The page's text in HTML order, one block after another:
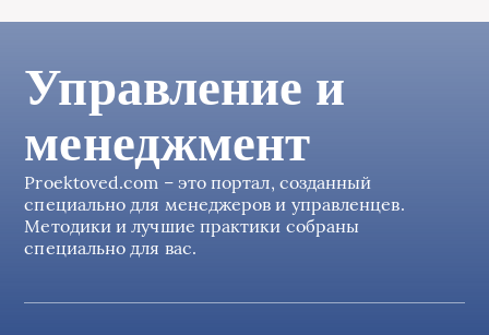
Управление и
менеджмент
Proektoved.com – это портал, созданный
специально для менеджеров и управленцев.
Методики и лучшие практики собраны
специально для вас.